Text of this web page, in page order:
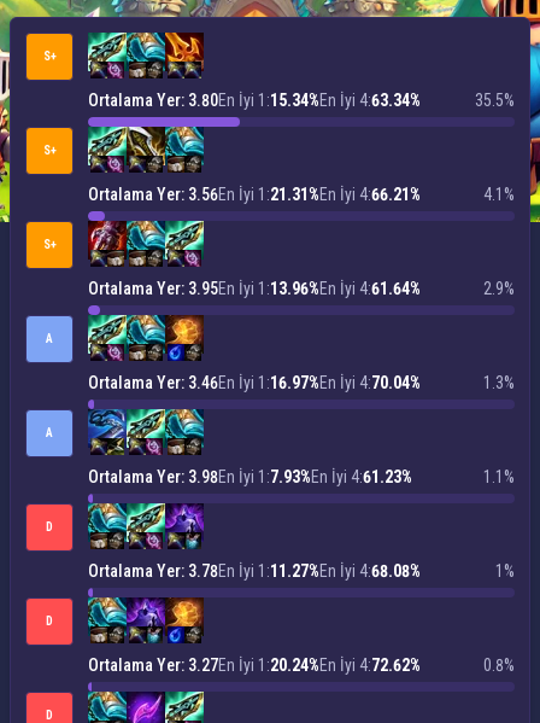
S+
Ortalama Yer: 3.80En İyi 1:15.34%En İyi 4:63.34% 35.5%
S+
Ortalama Yer: 3.56En İyi 1:21.31%En İyi 4:66.21% 4.1%
S+
Ortalama Yer: 3.95En İyi 1:13.96%En İyi 4:61.64% 2.9%
A
Ortalama Yer: 3.46En İyi 1:16.97%En İyi 4:70.04% 1.3%
A
Ortalama Yer: 3.98En İyi 1:7.93%En İyi 4:61.23% 1.1%
D
Ortalama Yer: 3.78En İyi 1:11.27%En İyi 4:68.08% 1%
D
Ortalama Yer: 3.27En İyi 1:20.24%En İyi 4:72.62% 0.8%
D